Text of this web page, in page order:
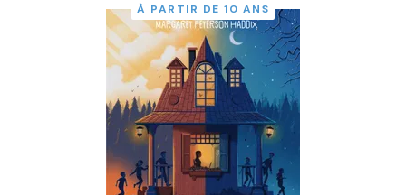
À PARTIR DE 10 ANS